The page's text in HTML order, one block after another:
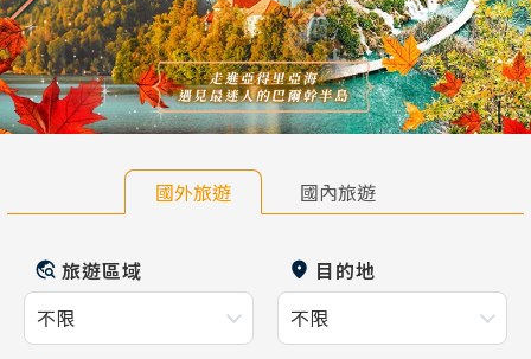
國外旅遊 國內旅遊
旅遊區域 目的地